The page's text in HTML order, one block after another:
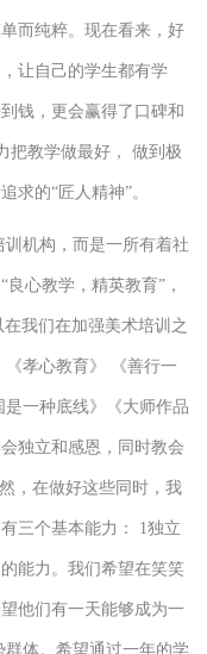
而纯粹。现在看来，好
让自己的学生都有学
钱，更会赢得了口碑和
把教学做最好， 做到极
求的“匠人精神”。
机构，而是一所有着社
心教学，精英教育”，
我们在加强美术培训之
孝心教育》 《善行一
一种底线》《大师作品
独立和感恩，同时教会
，在做好这些同时，我
三个基本能力： 1独立
能力。我们希望在笑笑
他们有一天能够成为一
体。希望通过一年的学